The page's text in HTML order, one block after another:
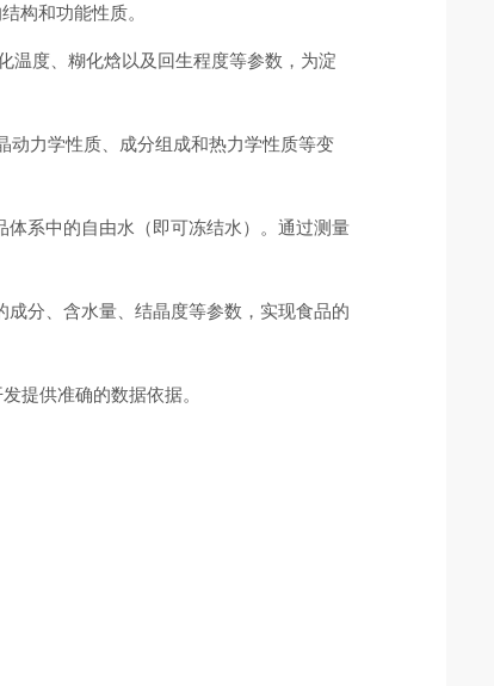
结构和功能性质。
度、糊化焓以及回生程度等参数，为淀
力学性质、成分组成和热力学性质等变
系中的自由水（即可冻结水）。通过测量
分、含水量、结晶度等参数，实现食品的
提供准确的数据依据。